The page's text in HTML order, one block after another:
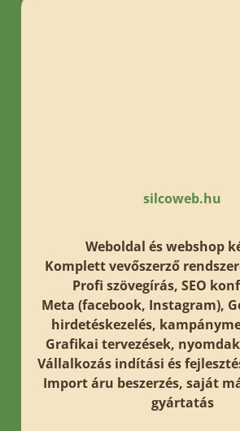
silcoweb.hu
Weboldal és webshop
Komplett vevőszerző
Profi szövegírás, SEO
Meta (facebook, Instagram),
hirdetéskezelés,
Grafikai tervezések,
Vállalkozás indítási és
Import áru beszerzés, saját
gyártatás